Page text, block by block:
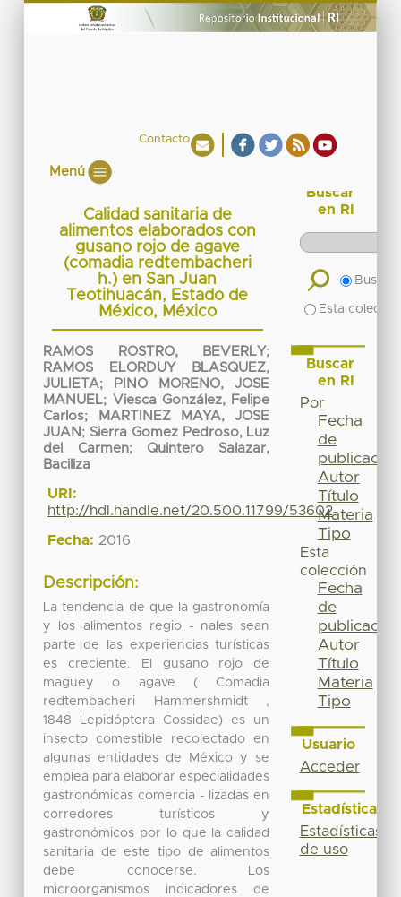
Contacto
Menú
Calidad sanitaria de
alimentos elaborados con
gusano rojo de agave
(comadia redtembacheri
h.) en San Juan
Teotihuacán, Estado de
México, México
RAMOS ROSTRO, BEVERLY;
RAMOS ELORDUY BLASQUEZ,
JULIETA;
PINO MORENO, JOSE
MANUEL; Viesca González, Felipe
Carlos;
MARTINEZ MAYA, JOSE
JUAN ; Sierra Gomez Pedroso, Luz
del Carmen; Quintero Salazar,
Baciliza
URI:
http://hdl.handle.net/20.500.11799/53602
Fecha: 2016
Descripción:
La tendencia de que la gastronomía
y los alimentos regio - nales sean
parte de las experiencias turísticas
es creciente. El gusano rojo de
maguey o agave ( Comadia
redtembacheri Hammershmidt ,
1848 Lepidóptera Cossidae) es un
insecto comestible recolectado en
algunas entidades de México y se
emplea para elaborar especialidades
gastronómicas comercia - lizadas en
corredores turísticos y
gastronómicos por lo que la calidad
sanitaria de este tipo de alimentos
debe conocerse. Los
microorganismos indicadores de
Buscar
en RI
Buscar
Esta
Buscar
en RI
Por
Fecha
de
publicación
Autor
Título
Materia
Tipo
Esta
colección
Fecha
de
publicación
Autor
Título
Materia
Tipo
Usuario
Acceder
Estadísticas
Estadísticas
de uso